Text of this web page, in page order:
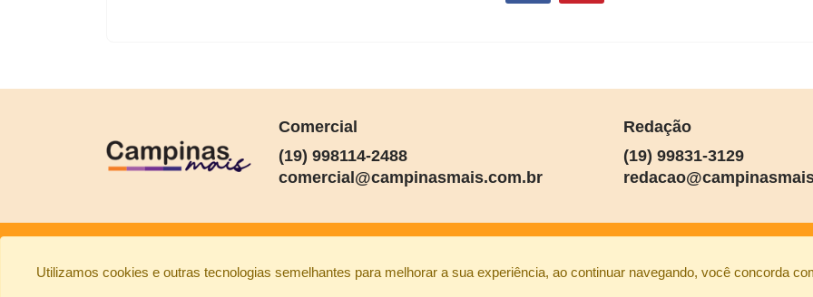
Utilizamos cookies e outras tecnologias semelhantes para melhorar a sua experiência, ao continuar navegando, você concorda
Comercial
(19) 998114-2488
comercial@campinasmais.com.br
Redação
(19) 99831-3129